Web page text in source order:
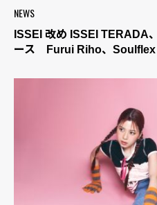
NEWS
ISSEI 改め ISSEI TERADA
ース Furui Riho、Soulflex